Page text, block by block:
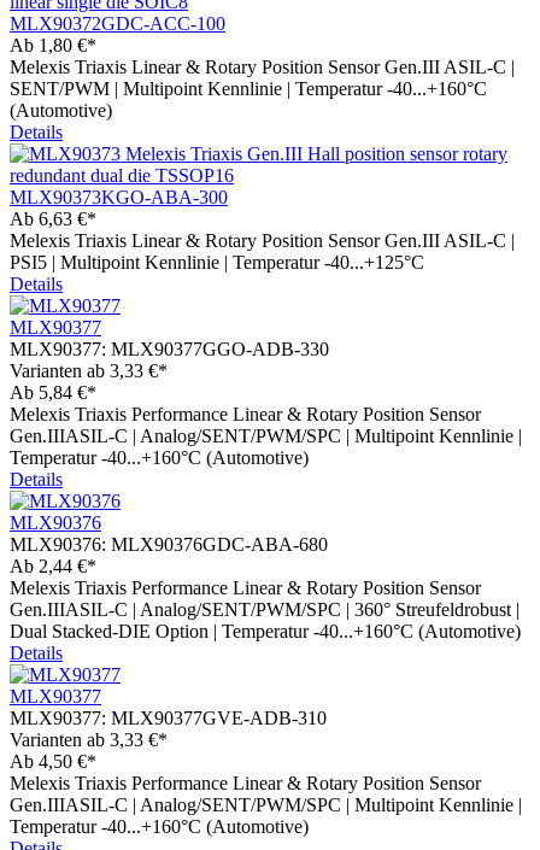
MLX90372GDC-ACC-100
Ab 1,80 €*
Melexis Triaxis Linear & Rotary Position Sensor Gen.III ASIL-C |
SENT/PWM | Multipoint Kennlinie | Temperatur -40...+160°C
(Automotive)
Details
MLX90373KGO-ABA-300
Ab 6,63 €*
Melexis Triaxis Linear & Rotary Position Sensor Gen.III ASIL-C |
PSI5 | Multipoint Kennlinie | Temperatur -40...+125°C
Details
MLX90377
MLX90377: MLX90377GGO-ADB-330
Varianten ab 3,33 €*
Ab 5,84 €*
Melexis Triaxis Performance Linear & Rotary Position Sensor
Gen.IIIASIL-C | Analog/SENT/PWM/SPC | Multipoint Kennlinie |
Temperatur -40...+160°C (Automotive)
Details
MLX90376
MLX90376: MLX90376GDC-ABA-680
Ab 2,44 €*
Melexis Triaxis Performance Linear & Rotary Position Sensor
Gen.IIIASIL-C | Analog/SENT/PWM/SPC | 360° Streufeldrobust |
Dual Stacked-DIE Option | Temperatur -40...+160°C (Automotive)
Details
MLX90377
MLX90377: MLX90377GVE-ADB-310
Varianten ab 3,33 €*
Ab 4,50 €*
Melexis Triaxis Performance Linear & Rotary Position Sensor
Gen.IIIASIL-C | Analog/SENT/PWM/SPC | Multipoint Kennlinie |
Temperatur -40...+160°C (Automotive)